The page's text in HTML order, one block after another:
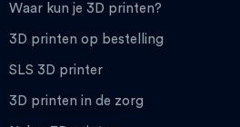
Waar kun je 3D printen?
3D printen op bestelling
SLS 3D printer
3D printen in de zorg